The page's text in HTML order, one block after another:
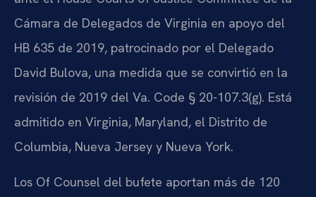
Cámara de Delegados de Virginia en apoyo del
HB 635 de 2019, patrocinado por el Delegado
David Bulova, una medida que se convirtió en la
revisión de 2019 del Va. Code § 20-107.3(g). Está
admitido en Virginia, Maryland, el Distrito de
Columbia, Nueva Jersey y Nueva York.
Los Of Counsel del bufete aportan más de 120